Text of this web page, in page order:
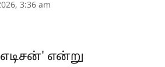
3:36 am
என்று